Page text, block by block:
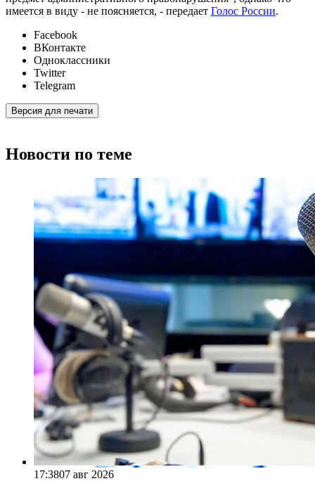
имеется в виду - не поясняется, - передает Голос России.
Facebook
ВКонтакте
Одноклассники
Twitter
Telegram
Версия для печати
Новости по теме
17:3807 авг 2026